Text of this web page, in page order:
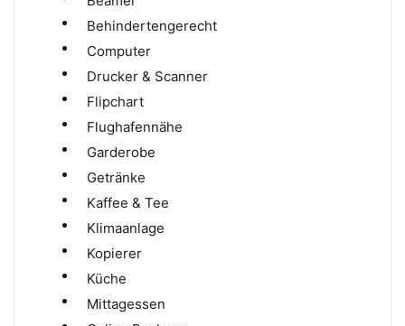
Behindertengerecht
Computer
Drucker & Scanner
Flipchart
Flughafennähe
Garderobe
Getränke
Kaffee & Tee
Klimaanlage
Kopierer
Küche
Mittagessen